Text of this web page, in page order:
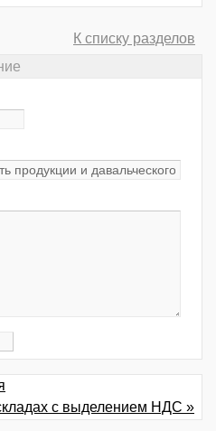
К списку разделов
с выделением НДС »